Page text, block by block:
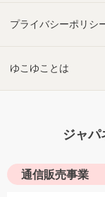
プライバシーポリシ
ゆこゆことは
ジャパ
通信販売事業